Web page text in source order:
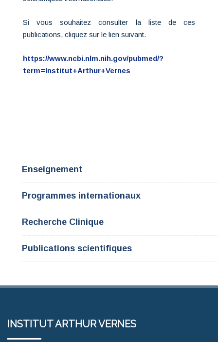
Si vous souhaitez consulter la liste de ces
publications, cliquez sur le lien suivant.
https://www.ncbi.nlm.nih.gov/pubmed/?
term=Institut+Arthur+Vernes
Enseignement
Programmes internationaux
Recherche Clinique
Publications scientifiques
INSTITUT ARTHUR VERNES